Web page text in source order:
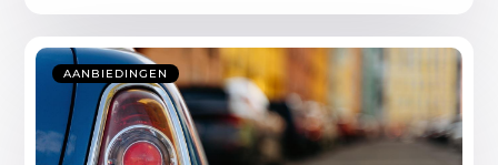
AANBIEDINGEN